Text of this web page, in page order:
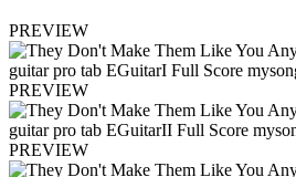
PREVIEW
PREVIEW
PREVIEW